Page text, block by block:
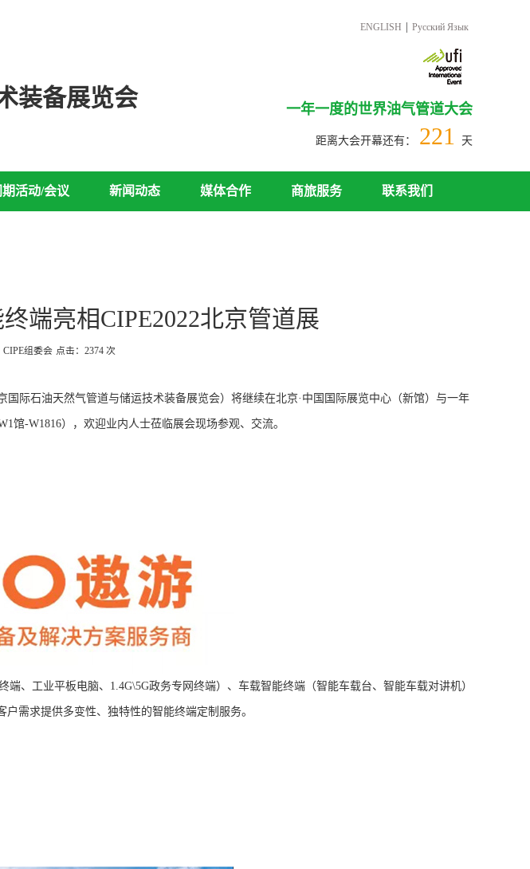
装备展览会
ENGLISH Русский Язык
一年一度的世界油气管道大会
距离大会开幕还有： 221 天
期活动/会议 新闻动态 媒体合作 商旅服务 联系我们
端亮相CIPE2022北京管道展
CIPE组委会 点击： 2374 次
际石油天然气管道与储运技术装备展览会）将继续在北京·中国国际展览中心（新馆）与一年
馆-W1816），欢迎业内人士莅临展会现场参观、交流。
、工业平板电脑、1.4G\5G政务专网终端）、车载智能终端（智能车载台、智能车载对讲机）
需求提供多变性、独特性的智能终端定制服务。